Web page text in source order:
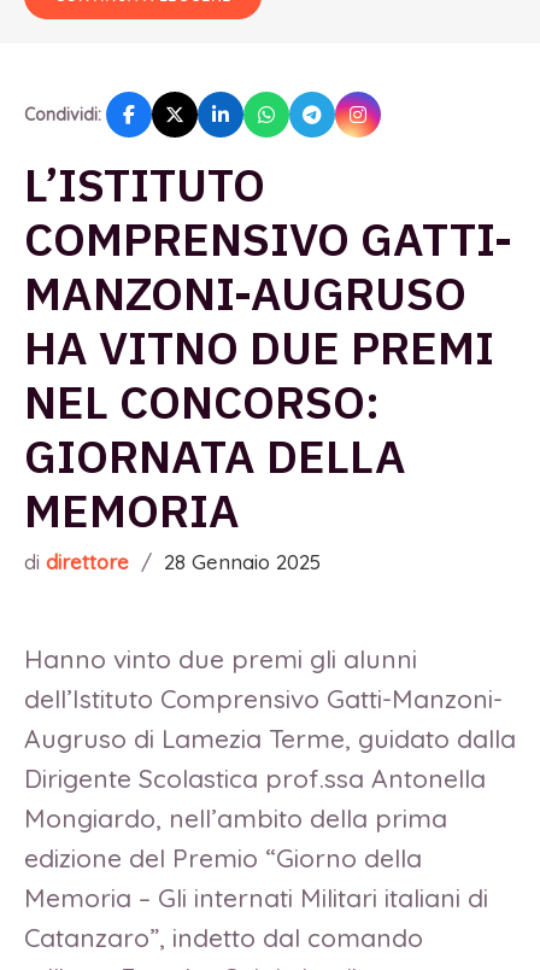
Condividi:
L’ISTITUTO
COMPRENSIVO GATTI-
MANZONI-AUGRUSO
HA VITNO DUE PREMI
NEL CONCORSO:
GIORNATA DELLA
MEMORIA
di direttore / 28 Gennaio 2025
Hanno vinto due premi gli alunni
dell’Istituto Comprensivo Gatti-Manzoni-
Augruso di Lamezia Terme, guidato dalla
Dirigente Scolastica prof.ssa Antonella
Mongiardo, nell’ambito della prima
edizione del Premio “Giorno della
Memoria – Gli internati Militari italiani di
Catanzaro”, indetto dal comando